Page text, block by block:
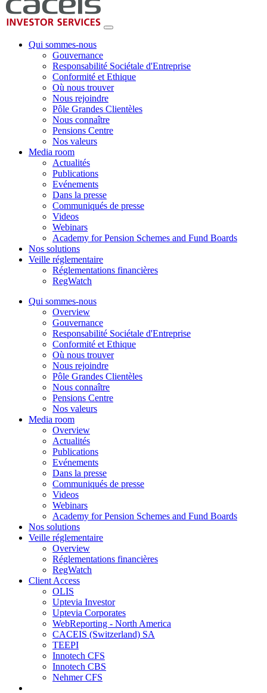
Qui sommes-nous
Gouvernance
Responsabilité Sociétale d'Entreprise
Conformité et Ethique
Où nous trouver
Nous rejoindre
Pôle Grandes Clientèles
Nous connaître
Pensions Centre
Nos valeurs
Media room
Actualités
Publications
Evénements
Dans la presse
Communiqués de presse
Videos
Webinars
Academy for Pension Schemes and Fund Boards
Nos solutions
Veille réglementaire
Réglementations financières
RegWatch
Qui sommes-nous
Overview
Gouvernance
Responsabilité Sociétale d'Entreprise
Conformité et Ethique
Où nous trouver
Nous rejoindre
Pôle Grandes Clientèles
Nous connaître
Pensions Centre
Nos valeurs
Media room
Overview
Actualités
Publications
Evénements
Dans la presse
Communiqués de presse
Videos
Webinars
Academy for Pension Schemes and Fund Boards
Nos solutions
Veille réglementaire
Overview
Réglementations financières
RegWatch
Client Access
OLIS
Uptevia Investor
Uptevia Corporates
WebReporting - North America
CACEIS (Switzerland) SA
TEEPI
Innotech CFS
Innotech CBS
Nehmer CFS